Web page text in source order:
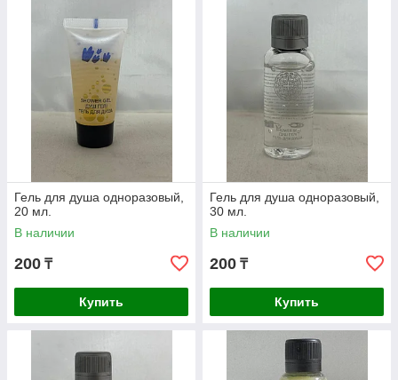
Гель для душа одноразовый,
20 мл.
В наличии
200 ₸
Купить
Гель для душа одноразовый,
30 мл.
В наличии
200 ₸
Купить